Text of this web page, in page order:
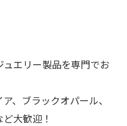
エリー製品を専門でお
、ブラックオパール、
大歓迎！